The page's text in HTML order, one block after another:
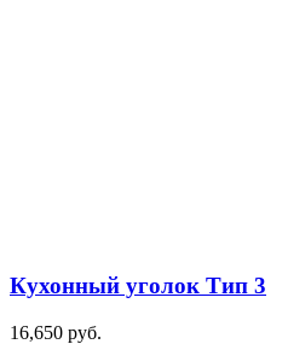
Кухонный уголок Тип 3
16,650 руб.